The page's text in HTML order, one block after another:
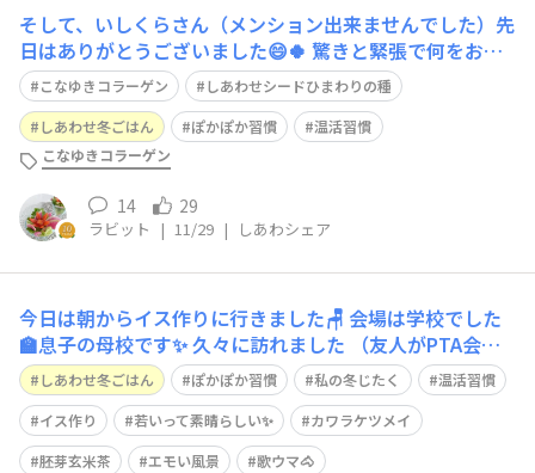
そして、いしくらさん（メンション出来ませんでした）先
日はありがとうございました😄🍀 驚きと緊張で何をお話
ししたら良いのか分からず、ありがとうございます♪ばか
り言ってたようで😅 まさか、スタッフの皆さんにまでお
会い出来るとは思っていなかったので、とても嬉しかった
です💓 今日はやっと気持ちが落ち着いて
こなゆきコラーゲン
しあわせシードひまわりの種
しあわせ冬ごはん
ぽかぽか習慣
温活習慣
こなゆきコラーゲン
14 29
ラビット | 11/29 | しあわシェア
今日は朝からイス作りに行きました🪑 会場は学校でした
🏫息子の母校です✨ 久々に訪れました （友人がPTA会長
で私がPTA副会長してたというかなりお笑いのPTAの年
😆） 知っている先生もいて私も懐かしい気分になりまし
た 息子が会いたくないかな？と思って当時いた先生のコ
メント動画と校舎を撮って編集して
しあわせ冬ごはん ぽかぽか習慣 私の冬じたく
温活習慣
イス作り
若いって素晴らしい✨
カワラケツメイ
胚芽玄米茶
エモい風景 歌ウマ🐴